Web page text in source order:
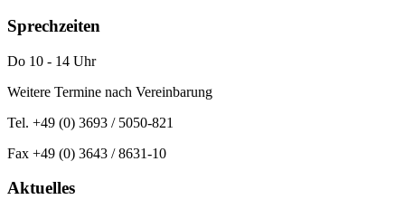
Sprechzeiten
Do 10 - 14 Uhr
Weitere Termine nach Vereinbarung
Tel. +49 (0) 3693 / 5050-821
Fax +49 (0) 3643 / 8631-10
Aktuelles